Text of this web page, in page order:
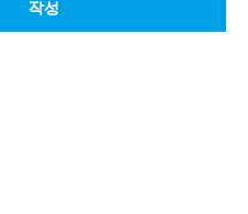
작성